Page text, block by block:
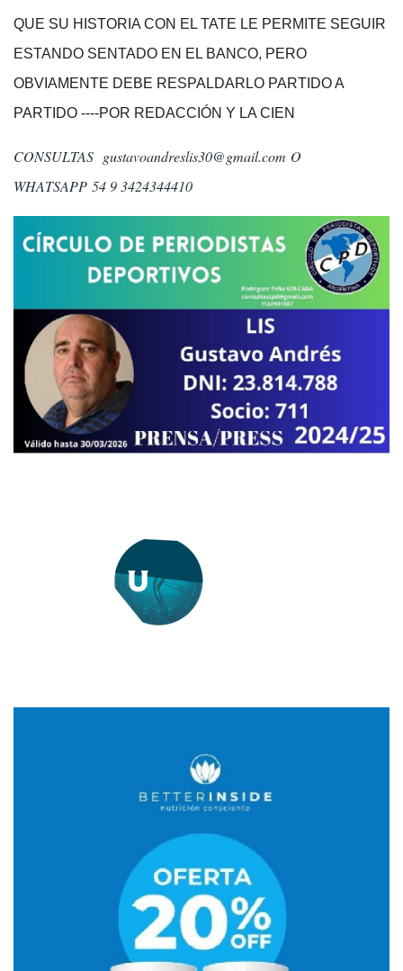
QUE SU HISTORIA CON EL TATE LE PERMITE SEGUIR
ESTANDO SENTADO EN EL BANCO, PERO
OBVIAMENTE DEBE RESPALDARLO PARTIDO A
PARTIDO ----POR REDACCIÓN Y LA CIEN
CONSULTAS gustavoandreslis30@gmail.com O
WHATSAPP 54 9 3424344410